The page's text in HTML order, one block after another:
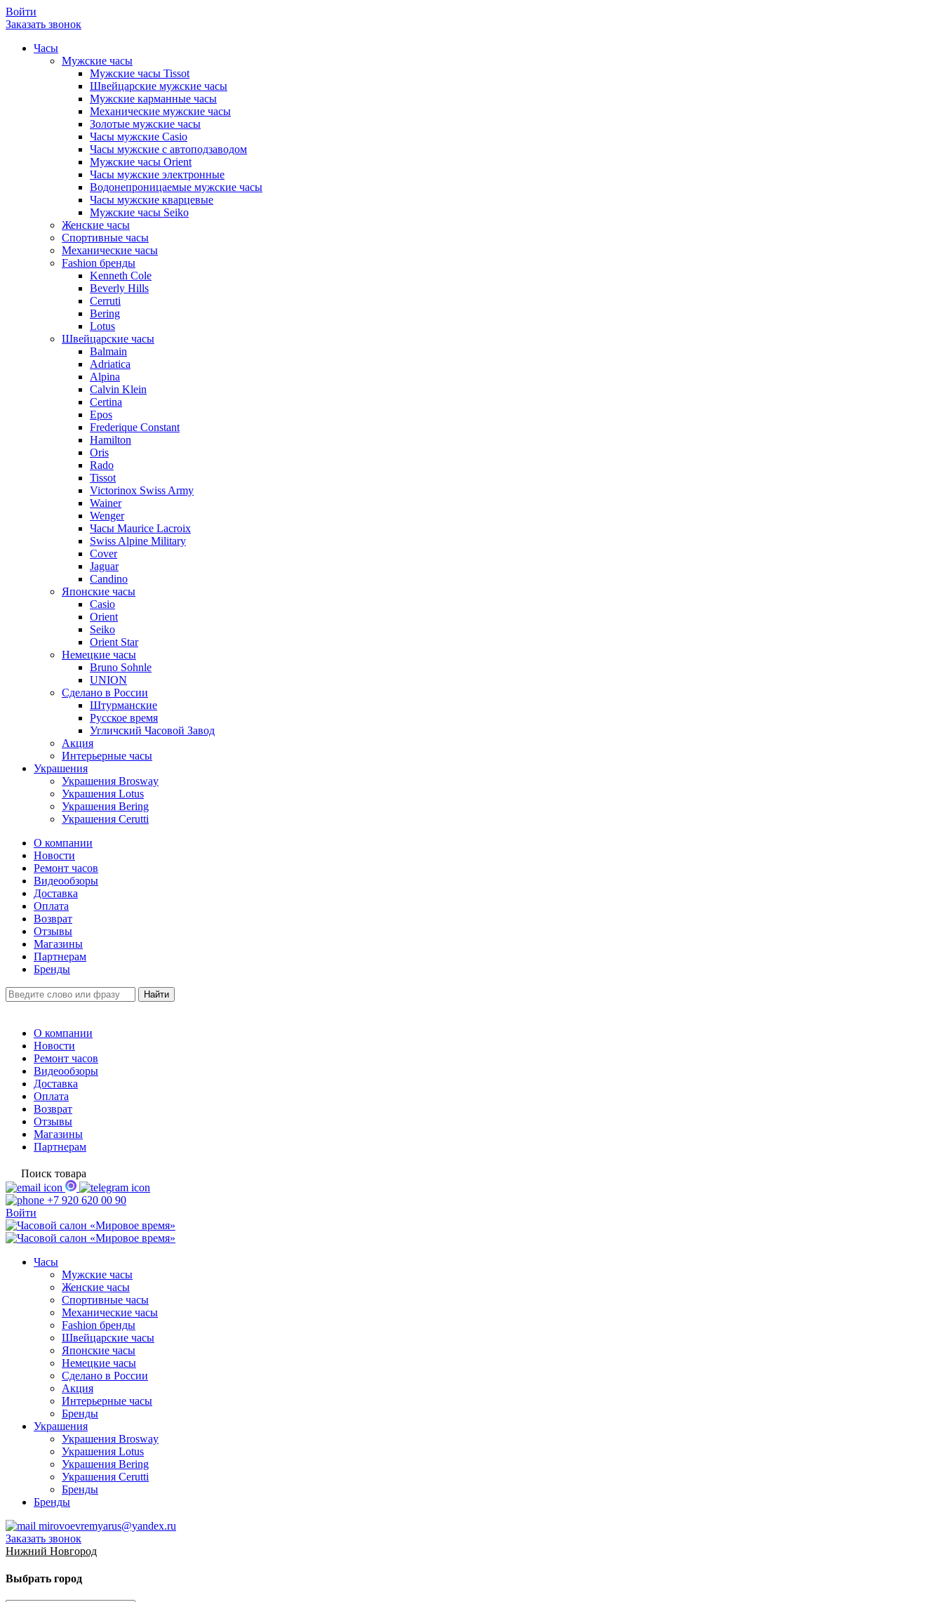
Войти
Заказать звонок
Часы
Мужские часы
Мужские часы Tissot
Швейцарские мужские часы
Мужские карманные часы
Механические мужские часы
Золотые мужские часы
Часы мужские Casio
Часы мужские с автоподзаводом
Мужские часы Orient
Часы мужские электронные
Водонепроницаемые мужские часы
Часы мужские кварцевые
Мужские часы Seiko
Женские часы
Спортивные часы
Механические часы
Fashion бренды
Kenneth Cole
Beverly Hills
Cerruti
Bering
Lotus
Швейцарские часы
Balmain
Adriatica
Alpina
Calvin Klein
Certina
Epos
Frederique Constant
Hamilton
Oris
Rado
Tissot
Victorinox Swiss Army
Wainer
Wenger
Часы Maurice Lacroix
Swiss Alpine Military
Cover
Jaguar
Candino
Японские часы
Casio
Orient
Seiko
Orient Star
Немецкие часы
Bruno Sohnle
UNION
Сделано в России
Штурманские
Русское время
Угличский Часовой Завод
Акция
Интерьерные часы
Украшения
Украшения Brosway
Украшения Lotus
Украшения Bering
Украшения Cerutti
О компании
Новости
Ремонт часов
Видеообзоры
Доставка
Оплата
Возврат
Отзывы
Магазины
Партнерам
Бренды
О компании
Новости
Ремонт часов
Видеообзоры
Доставка
Оплата
Возврат
Отзывы
Магазины
Партнерам
Поиск товара
+7 920 620 00 90
Войти
Часы
Мужские часы
Женские часы
Спортивные часы
Механические часы
Fashion бренды
Швейцарские часы
Японские часы
Немецкие часы
Сделано в России
Акция
Интерьерные часы
Бренды
Украшения
Украшения Brosway
Украшения Lotus
Украшения Bering
Украшения Cerutti
Бренды
Бренды
mirovoevremyarus@yandex.ru
Заказать звонок
Нижний Новгород
Выбрать город